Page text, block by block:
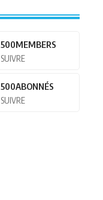
500MEMBERS
SUIVRE
500ABONNÉS
SUIVRE